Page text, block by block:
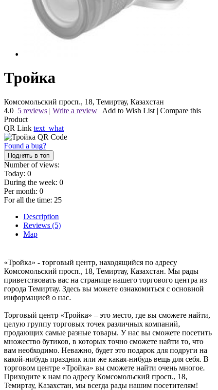
Тройка
Комсомольский просп., 18, Темиртау, Казахстан
4.0 5 reviews | Write a review | Add to Wish List | Compare this
Product
QR Link text_what
Found a bug?
Поднять в топ
Number of views:
Today: 0
During the week: 0
Per month: 0
For all the time: 25
Description
Reviews (5)
Map
«Тройка» - торговый центр, находящийся по адресу
Комсомольский просп., 18, Темиртау, Казахстан. Мы рады
приветствовать вас на странице нашего торгового центра из
города Темиртау. Здесь вы можете ознакомиться с основной
информацией о нас.
Торговый центр «Тройка» – это место, где вы сможете найти,
целую группу торговых точек различных компаний,
продающих самые разные товары. У нас вы сможете посетить
множество бутиков, в которых точно сможете найти то, что
вам необходимо. Неважно, будет это подарок для подруги на
какой-нибудь праздник или же какая-нибудь вещь для себя. В
торговом центре «Тройка» вы сможете найти очень многое.
Приходите к нам по адресу Комсомольский просп., 18,
Темиртау, Казахстан, мы всегда рады нашим посетителям!